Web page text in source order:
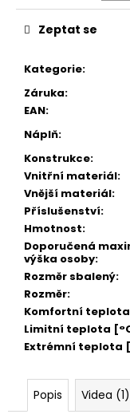
Kategorie:
Záruka:
EAN:
Náplň:
Konstrukce:
Vnitřní materiál:
Vnější materiál:
Příslušenství:
Hmotnost:
Doporučená
výška osoby:
Rozměr sbalený:
Rozměr:
Komfortní
Limitní teplota
Extrémní teplota
Zeptat se
Popis Videa (1)
e